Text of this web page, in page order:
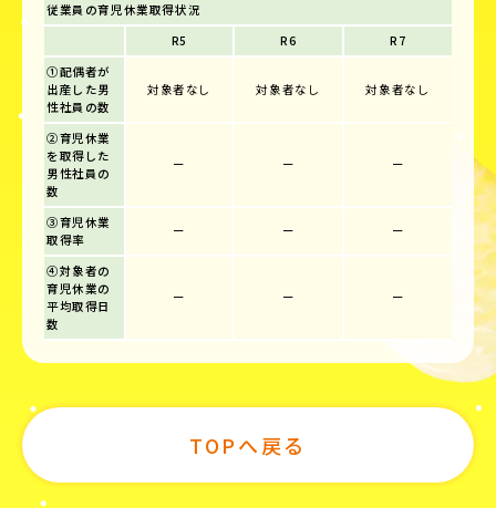
従業員の育児休業取得状況
R5
R6
R7
①配偶者が
出産した男
性社員の数
対象者なし 対象者なし 対象者なし
②育児休業
を取得した
男性社員の
数
ー ー ー
③育児休業
取得率
ー ー ー
④対象者の
育児休業の
平均取得日
数
ー ー ー
TOPへ戻る